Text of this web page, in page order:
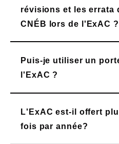
révisions et les errata
CNÉB lors de l'ExAC ?
Puis-je utiliser un
l'ExAC ?
L'ExAC est-il offert
fois par année?